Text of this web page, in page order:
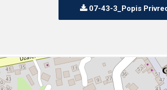
07-43-3_Popis